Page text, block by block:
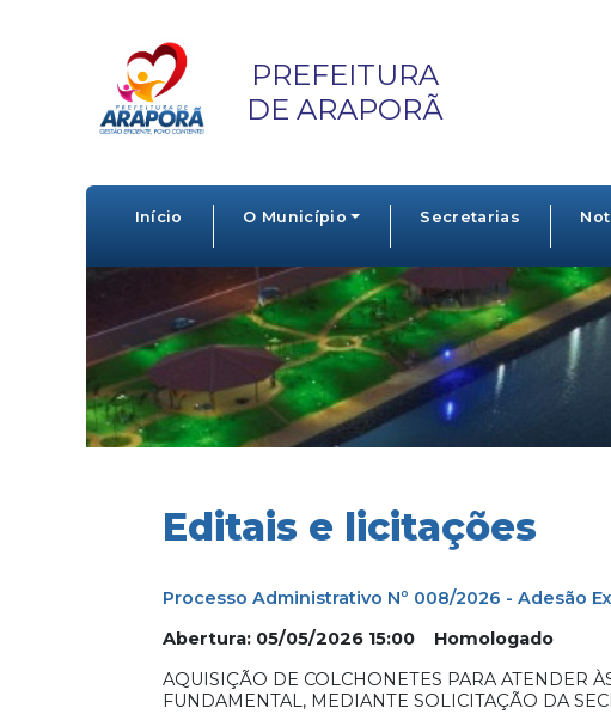
PREFEITURA
DE ARAPORÃ
Início O Município Secretarias
Editais e licitações
Processo Administrativo Nº 008/2026 - Adesão
Abertura: 05/05/2026 15:00 Homologado
AQUISIÇÃO DE COLCHONETES PARA ATENDER
FUNDAMENTAL, MEDIANTE SOLICITAÇÃO DA